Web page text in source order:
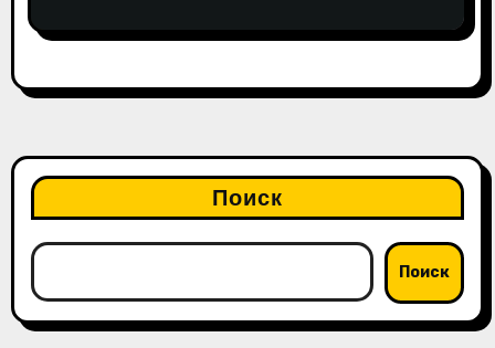
Поиск
Поиск